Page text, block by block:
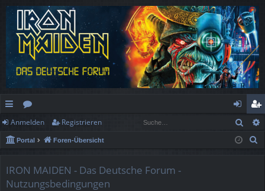
ch
ne
ug
or
en
n
m
eg
ist
Anmelden Registrieren
Portal Foren-Übersicht
IRON MAIDEN - Das Deutsche Forum -
Nutzungsbedingungen